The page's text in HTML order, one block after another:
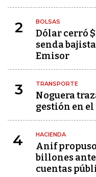
2 BOLSAS
Dólar cerró
senda
Emisor
3 TRANSPORTE
Noguera
gestión en
4 HACIENDA
Anif
billones
cuentas